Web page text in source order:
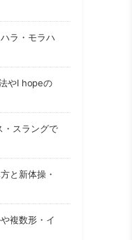
ラ・モラハ
やI hopeの
・スラングで
と新体操・
複数形・イ